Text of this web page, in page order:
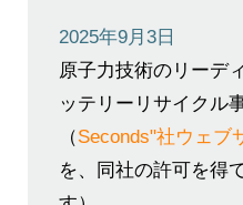
2025年9月3日
原子力技術のリーデ
ッテリーリサイクル
（Seconds"社ウェブ
を、同社の許可を得